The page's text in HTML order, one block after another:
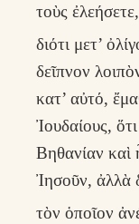
τοὺς
διότι μετ’
δεῖπνον
κατ’ αὐτό,
Ἰουδαίους,
Βηθανίαν καὶ
Ἰησοῦν, ἀλλὰ
τὸν ὁποῖον